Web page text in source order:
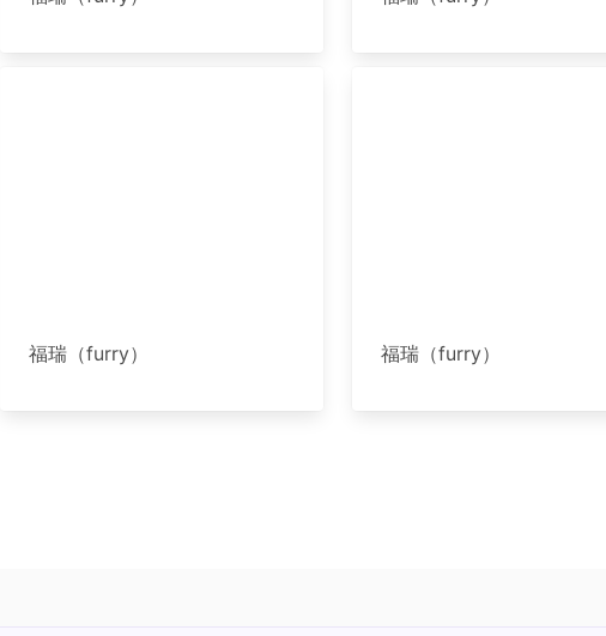
福瑞（furry） 福瑞（furry）